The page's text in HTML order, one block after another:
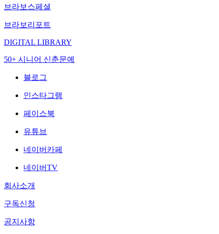
브라보스페셜
브라보리포트
DIGITAL LIBRARY
50+ 시니어 신춘문예
블로그
인스타그램
페이스북
유튜브
네이버카페
네이버TV
회사소개
구독신청
공지사항